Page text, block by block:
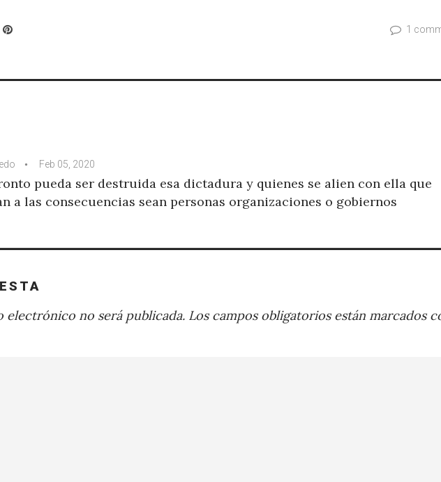
Pinterest 1
Feb 05, 2020
pueda ser destruida esa dictadura y quienes se alien con ella que
a las consecuencias sean personas organizaciones o gobiernos
no será publicada. Los campos obligatorios están marcados